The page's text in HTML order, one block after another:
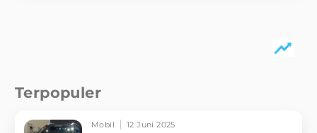
Terpopuler
Mobil 12 Juni 2025